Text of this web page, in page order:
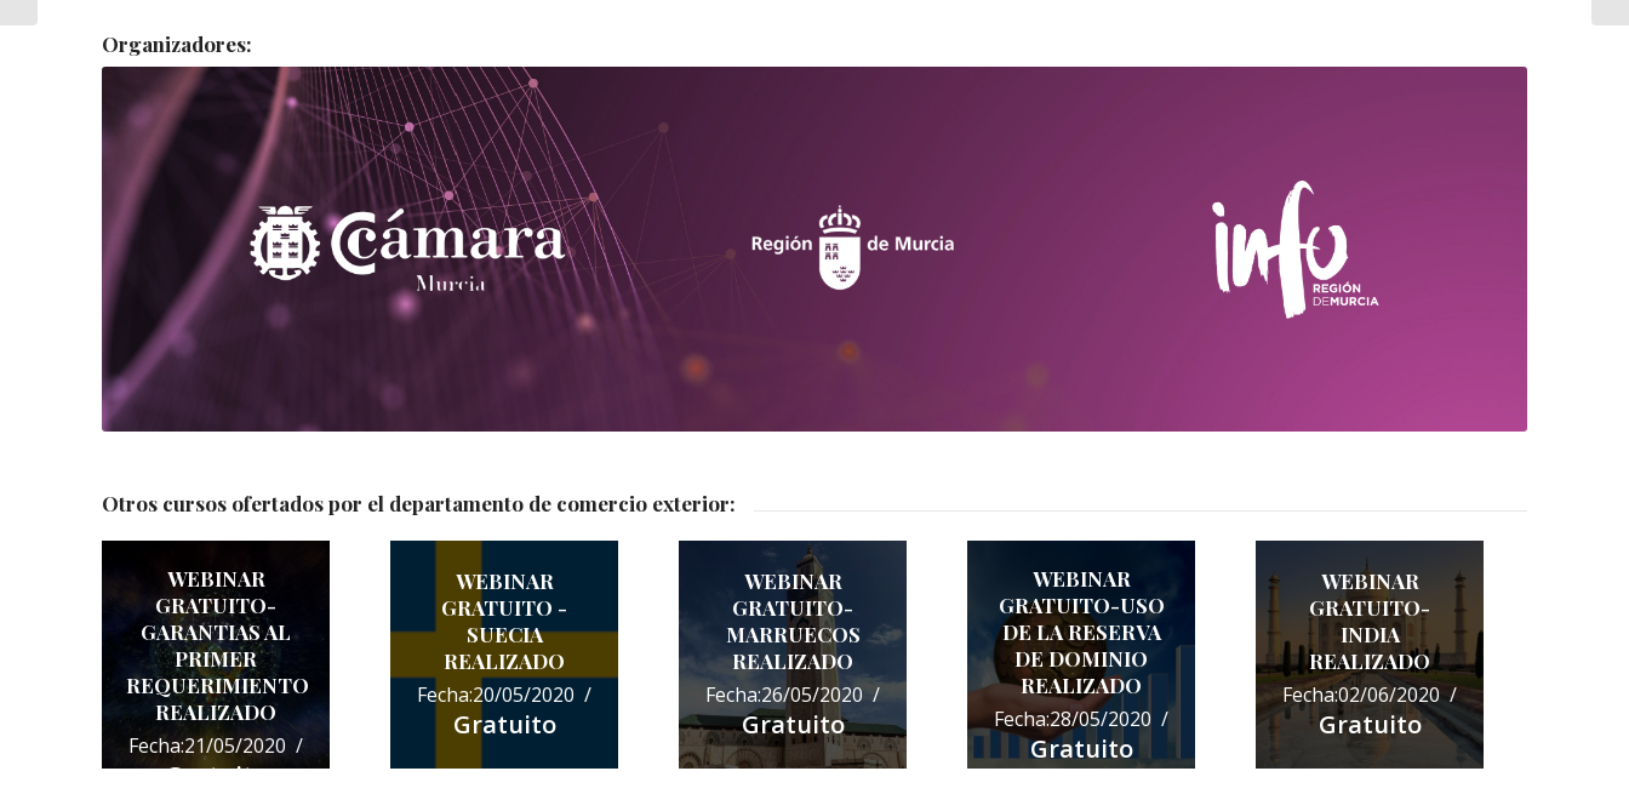
Organizadores:
Otros cursos ofertados por el departamento de comercio exterior:
WEBINAR
GRATUITO-
GARANTIAS AL
PRIMER
REQUERIMIENTO
REALIZADO
Fecha:21/05/2020 /
Gratuito
WEBINAR
GRATUITO -
SUECIA
REALIZADO
Fecha:20/05/2020 /
Gratuito
WEBINAR
GRATUITO-
MARRUECOS
REALIZADO
Fecha:26/05/2020 /
Gratuito
WEBINAR
GRATUITO-USO
DE LA RESERVA
DE DOMINIO
REALIZADO
Fecha:28/05/2020 /
Gratuito
WEBINAR
GRATUITO-
INDIA
REALIZADO
Fecha:02/06/2020 /
Gratuito